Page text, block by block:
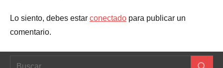
Lo siento, debes estar conectado para publicar un
comentario.